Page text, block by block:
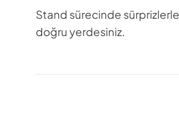
Stand sürecinde
doğru yerdesiniz.